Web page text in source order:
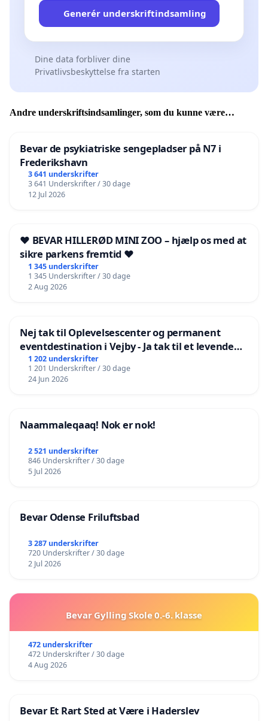
Generér underskriftindsamling
Dine data forbliver dine
Privatlivsbeskyttelse fra starten
Andre underskriftsindsamlinger, som du kunne være
Bevar de psykiatriske sengepladser på N7 i
Frederikshavn
3 641 underskrifter
3 641 Underskrifter / 30 dage
12 Jul 2026
❤️ BEVAR HILLERØD MINI ZOO – hjælp os med at
sikre parkens fremtid ❤️
1 345 underskrifter
1 345 Underskrifter / 30 dage
2 Aug 2026
Nej tak til Oplevelsescenter og permanent
eventdestination i Vejby - Ja tak til et levende
lokalområde i balance
1 202 underskrifter
1 201 Underskrifter / 30 dage
24 Jun 2026
Naammaleqaaq! Nok er nok!
2 521 underskrifter
846 Underskrifter / 30 dage
5 Jul 2026
Bevar Odense Friluftsbad
3 287 underskrifter
720 Underskrifter / 30 dage
2 Jul 2026
Bevar Gylling Skole 0.-6. klasse
472 underskrifter
472 Underskrifter / 30 dage
4 Aug 2026
Bevar Et Rart Sted at Være i Haderslev